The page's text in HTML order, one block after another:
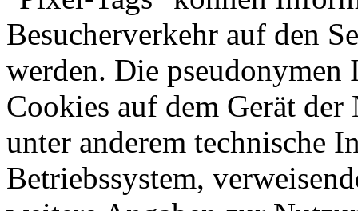
Besucherverkehr auf den
werden. Die
Cookies auf dem Gerät
unter anderem technische
Betriebssystem,